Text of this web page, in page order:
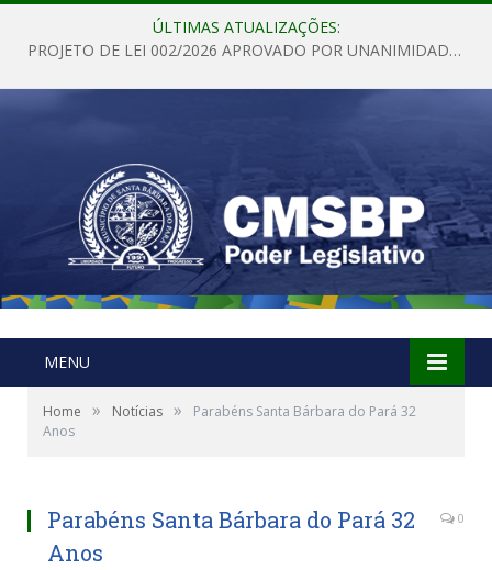
ÚLTIMAS ATUALIZAÇÕES:
PROJETO DE LEI 002/2026 APROVADO POR UNANIMIDADE EM SESSÃO ORDINÁRIA NESTA QUINTA – FEIRA 28 DE MAIO DE 2026
MENU
Home » Notícias »
Parabéns Santa Bárbara do Pará 32
Anos
Parabéns Santa Bárbara do Pará 32
Anos
0